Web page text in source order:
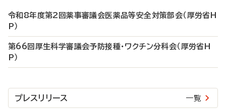
令和8年度第2回薬事審議会医薬品等安全対策部会（厚労省H
P）
第66回厚生科学審議会予防接種・ワクチン分科会（厚労省H
P）
プレスリリース 一覧